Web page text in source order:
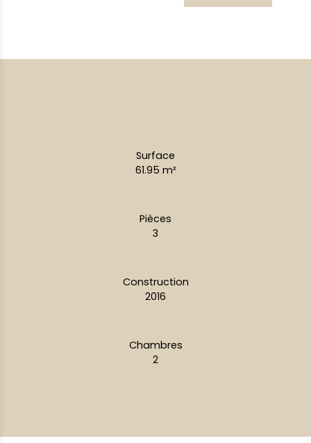
Surface
61.95 m²
Pièces
3
Construction
2016
Chambres
2